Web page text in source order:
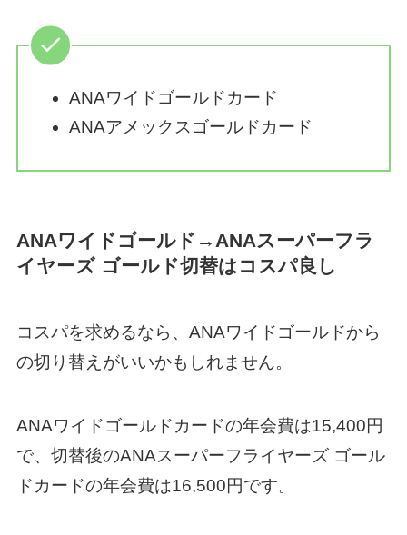
ANAワイドゴールドカード
ANAアメックスゴールドカード
ANAワイドゴールド→ANAスーパーフラ
イヤーズ ゴールド切替はコスパ良し
コスパを求めるなら、ANAワイドゴールドから
の切り替えがいいかもしれません。
ANAワイドゴールドカードの年会費は15,400円
で、切替後のANAスーパーフライヤーズ ゴール
ドカードの年会費は16,500円です。